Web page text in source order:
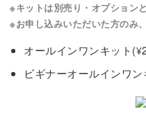
※キットは別売り・オプション
※お申し込みいただいた方のみ
オールインワンキット(¥
ビギナーオールインワ